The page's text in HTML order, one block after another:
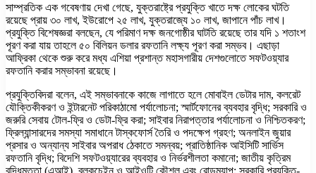
সাম্প্রতিক এক গবেষণায় দেখা গেছে, যুক্তরাষ্ট্রে প্রযুক্তি খাতে দক্ষ লোকের ঘটতি
রয়েছে প্রায় ৩০ লাখ, ইউরোপে ২৫ লাখ, যুক্তরাজ্যে ১০ লাখ, জাপানে পাঁচ লাখ।
প্রযুক্তি বিশেষজ্ঞরা বলছেন, যে পরিমাণ দক্ষ জনগোষ্ঠীর ঘাটতি রয়েছে তার যদি ১ শতাংশ
পূরণ করা যায় তাহলে ৫০ বিলিয়ন ডলার রফতানি লক্ষ্য পূরণ করা সম্ভব। এছাড়া
আফ্রিকা থেকে শুরু করে মধ্য এশিয়া প্রশান্ত মহাসগারীয় দেশগুলোতে সফটওয়্যার
রফতানি করার সম্ভাবনা রয়েছে।
প্রযুক্তিবিদরা বলেন, এই সম্ভাবনাকে কাজে লাগাতে হলে মোবাইল ডেটার দাম, কলরেট
যৌক্তিকীকরণ ও ইন্টারনেট পরিকাঠামো পর্যালোচনা; স্মার্টফোনের ব্যবহার বৃদ্ধি; সরকারি ও
জরুরি সেবায় টোল-ফ্রি ও ডেটা-ফ্রি করা; সাইবার নিরাপত্তার পর্যালোচনা ও নিশ্চিতকরণ;
ফ্রিল্যান্সারদের সমস্যা সমাধানে টাস্কফোর্স তৈরি ও পদক্ষেপ গ্রহণ; অনলাইন জুয়ার
প্রসার ও অন্যান্য সাইবার অপরাধ ঠেকাতে সমন্বয়; প্রাতিষ্ঠানিক আইসিটি সার্ভিস
রফতানি বৃদ্ধি; বিদেশি সফটওয়্যারের ব্যবহার ও নির্ভরশীলতা কমানো; জাতীয় কৃত্রিম
বুদ্ধিমত্তা (এআই), ব্লকচেইন ও আইওটি কৌশল এবং রোডম্যাপ; সরকারি প্রযুক্তি-